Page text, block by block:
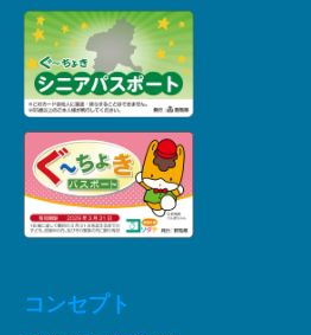
コンセプト